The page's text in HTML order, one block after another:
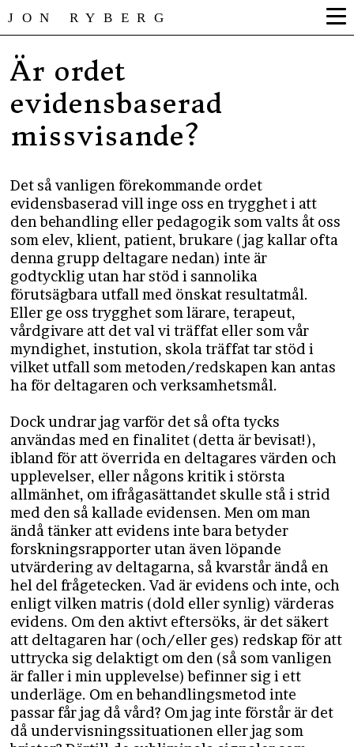
JON RYBERG
Är ordet
evidensbaserad
missvisande?
Det så vanligen förekommande ordet
evidensbaserad vill inge oss en trygghet i att
den behandling eller pedagogik som valts åt oss
som elev, klient, patient, brukare (jag kallar ofta
denna grupp deltagare nedan) inte är
godtycklig utan har stöd i sannolika
förutsägbara utfall med önskat resultatmål.
Eller ge oss trygghet som lärare, terapeut,
vårdgivare att det val vi träffat eller som vår
myndighet, instution, skola träffat tar stöd i
vilket utfall som metoden/redskapen kan antas
ha för deltagaren och verksamhetsmål.
Dock undrar jag varför det så ofta tycks
användas med en finalitet (detta är bevisat!),
ibland för att överrida en deltagares värden och
upplevelser, eller någons kritik i största
allmänhet, om ifrågasättandet skulle stå i strid
med den så kallade evidensen. Men om man
ändå tänker att evidens inte bara betyder
forskningsrapporter utan även löpande
utvärdering av deltagarna, så kvarstår ändå en
hel del frågetecken. Vad är evidens och inte, och
enligt vilken matris (dold eller synlig) värderas
evidens. Om den aktivt eftersöks, är det säkert
att deltagaren har (och/eller ges) redskap för att
uttrycka sig delaktigt om den (så som vanligen
är faller i min upplevelse) befinner sig i ett
underläge. Om en behandlingsmetod inte
passar får jag då vård? Om jag inte förstår är det
då undervisningssituationen eller jag som